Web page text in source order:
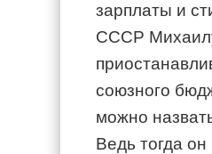
зарплаты и
СССР
союзного
можно
Ведь тогда